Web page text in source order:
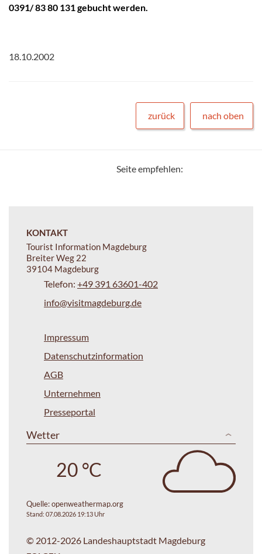
0391/ 83 80 131 gebucht werden.
18.10.2002
zurück nach oben
Seite empfehlen:
KONTAKT
Tourist Information Magdeburg
Breiter Weg 22
39104 Magdeburg
Telefon: +49 391 63601-402
info@visitmagdeburg.de
Impressum
Datenschutzinformation
AGB
Unternehmen
Presseportal
Wetter
20 °C
Quelle:openweathermap.org
Stand: 07.08.2026 19:13 Uhr
© 2012-2026 Landeshauptstadt Magdeburg